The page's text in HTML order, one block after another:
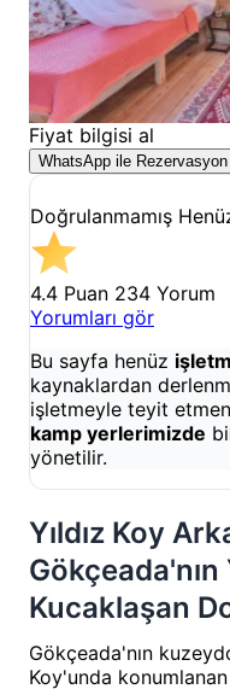
Fiyat bilgisi al
WhatsApp ile Rezervasyon
Doğrulanmamış
4.4 Puan 234 Yorum
Yorumları gör
Bu sayfa henüz
kaynaklardan
işletmeyle teyit
kamp yerlerimizde
yönetilir.
Yıldız Koy
Gökçeada'nın
Kucaklaşan
Gökçeada'nın
Koy'unda